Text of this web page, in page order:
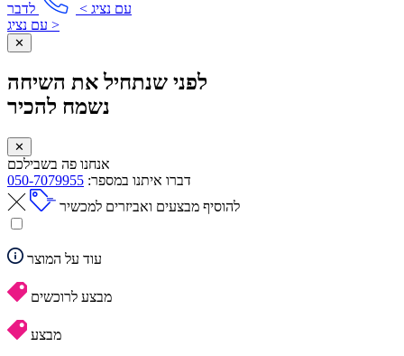
עם נציג >
לדבר
עם נציג >
✕
לפני שנתחיל את השיחה
נשמח להכיר
✕
אנחנו פה בשבילכם
דברו איתנו במספר: 050-7079955
להוסיף מבצעים ואביזרים למכשיר
עוד על המוצר
מבצע לרוכשים
מבצע